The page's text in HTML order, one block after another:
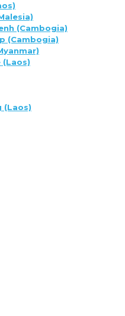
(Cambogia)
(Cambogia)
(Laos)
(Laos)